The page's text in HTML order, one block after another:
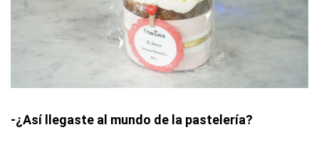
-¿Así llegaste al mundo de la pastelería?